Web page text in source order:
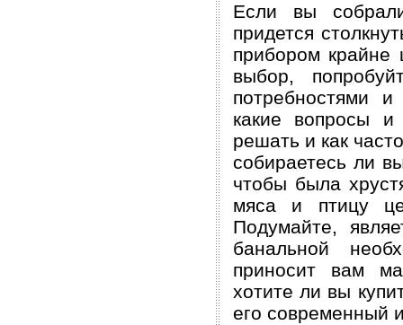
Если вы
придется
прибором
выбор,
потребностями
какие вопросы
решать и как
собираетесь ли
чтобы была
мяса и птицу
Подумайте,
банальной
приносит вам
хотите ли вы
его современный